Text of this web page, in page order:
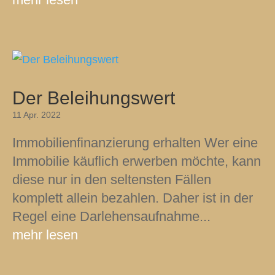
Der Beleihungswert
11 Apr. 2022
Immobilienfinanzierung erhalten Wer eine
Immobilie käuflich erwerben möchte, kann
diese nur in den seltensten Fällen
komplett allein bezahlen. Daher ist in der
Regel eine Darlehensaufnahme...
mehr lesen